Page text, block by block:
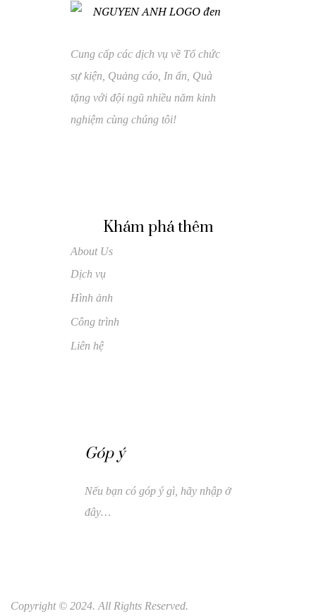
Cung cấp các dịch vụ về Tổ chức
sự kiện, Quảng cáo, In ấn, Quà
tặng với đội ngũ nhiều năm kinh
nghiệm cùng chúng tôi!
Khám phá thêm
About Us
Dịch vụ
Hình ảnh
Công trình
Liên hệ
Góp ý
Nếu bạn có góp ý gì, hãy nhập ở
đây…
Copyright © 2024. All Rights Reserved.